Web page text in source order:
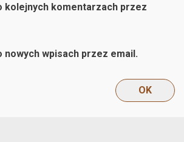
kolejnych komentarzach przez
nowych wpisach przez email.